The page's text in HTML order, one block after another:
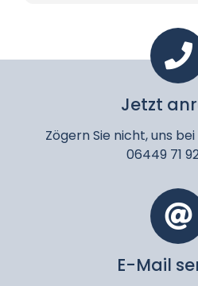
Jetzt
Zögern Sie nicht, uns
06449 71
E-Mail